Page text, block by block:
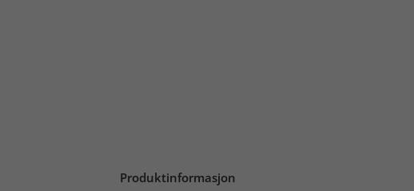
Produktinformasjon